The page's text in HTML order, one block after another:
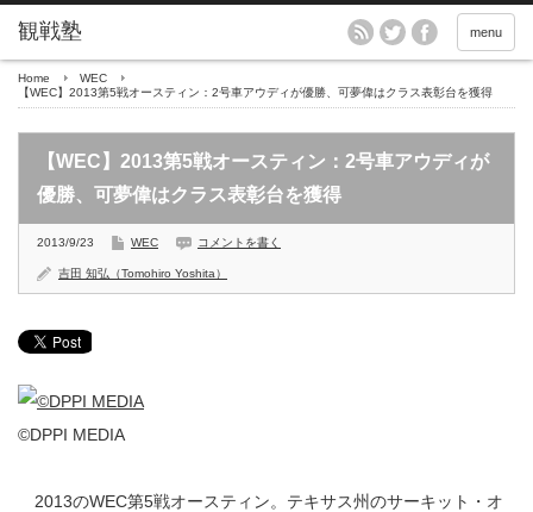
menu
Home
WEC
【WEC】2013第5戦オースティン：2号車アウディが優勝、可夢偉はクラス表彰台を獲得
【WEC】2013第5戦オースティン：2号車アウディが
優勝、可夢偉はクラス表彰台を獲得
2013/9/23 WEC コメントを書く
吉田 知弘（Tomohiro Yoshita）
©DPPI MEDIA
2013のWEC第5戦オースティン。テキサス州のサーキット・オ